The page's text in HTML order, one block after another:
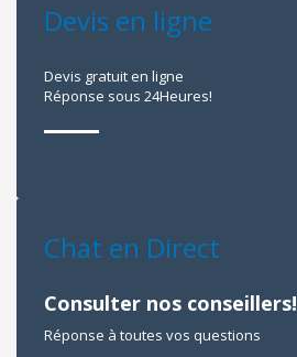
Devis en ligne
Devis gratuit en ligne
Réponse sous 24Heures!
Chat en Direct
Consulter nos conseillers!
Réponse à toutes vos questions